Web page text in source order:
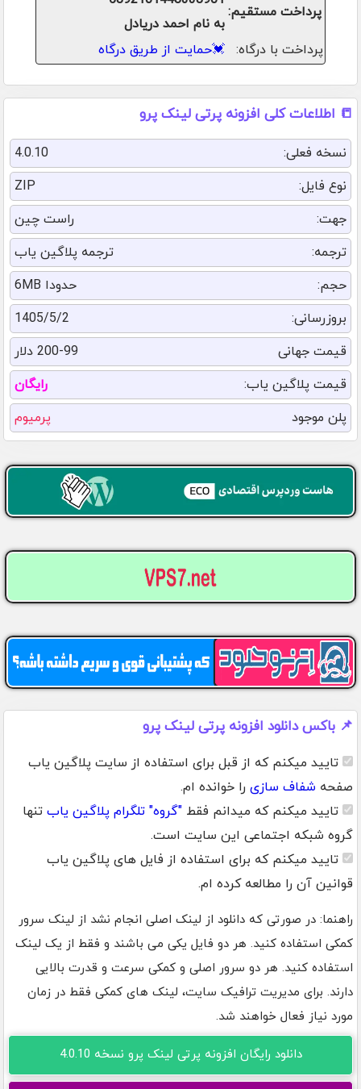
پرداخت مستقیم:
به نام احمد دریادل
پرداخت با درگاه:
💓حمایت از طریق درگاه
📒 اطلاعات کلی افزونه پرتی لینک پرو
نسخه فعلی:
4.0.10
نوع فایل:
ZIP
جهت:
راست چین
ترجمه:
ترجمه پلاگین یاب
حجم:
حدودا 6MB
بروزرسانی:
1405/5/2
قیمت جهانی
200-99 دلار
قیمت پلاگین یاب:
رایگان
پلن موجود
پرمیوم
📌 باکس دانلود افزونه پرتی لینک پرو
تایید میکنم که از قبل برای استفاده از سایت پلاگین یاب
صفحه شفاف سازی را خوانده ام.
تایید میکنم که میدانم فقط "گروه" تلگرام پلاگین یاب تنها
گروه شبکه اجتماعی این سایت است.
تایید میکنم که برای استفاده از فایل های پلاگین یاب
قوانین آن را مطالعه کرده ام.
راهنما: در صورتی که دانلود از لینک اصلی انجام نشد از لینک سرور
کمکی استفاده کنید. هر دو فایل یکی می باشند و فقط از یک لینک
استفاده کنید. هر دو سرور اصلی و کمکی سرعت و قدرت بالایی
دارند. برای مدیریت ترافیک سایت، لینک های کمکی فقط در زمان
مورد نیاز فعال خواهند شد.
دانلود رایگان افزونه پرتی لینک پرو نسخه 4.0.10